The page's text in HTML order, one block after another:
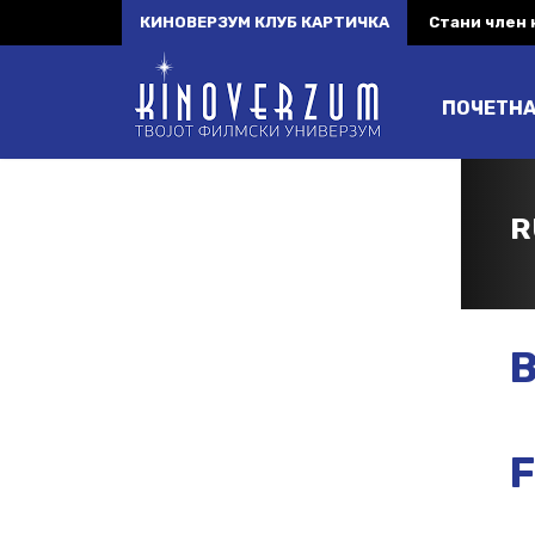
КИНОВЕРЗУМ КЛУБ КАРТИЧКА Стани член
ПОЧЕТНА